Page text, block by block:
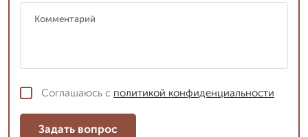
Соглашаюсь с политикой конфиденциальности
Задать вопрос